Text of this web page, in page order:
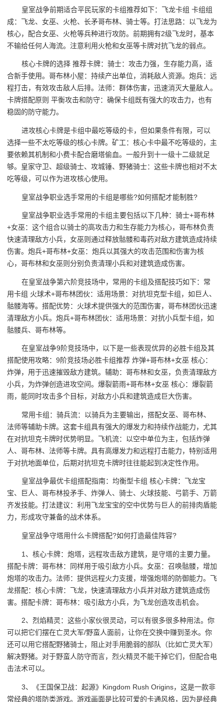
皇室战争前期适合平民玩家的卡组推荐如下：飞龙卡组 卡组组
成：飞龙、女巫、火枪、长矛哥布林、骑士等。打法思路：以飞龙为
核心，配合女巫、火枪等兵种进行攻防。前期拥有2级飞龙时，基本
不输给任何人海流。注意利用火枪和女巫等卡牌对抗飞龙的弱点。
核心卡牌的选择 推荐卡牌：骑士：攻击力强，生存能力高，适
合新手使用。哥布林小屋：持续产出单位，消耗敌人资源。炮兵：远
程打击，有效攻击敌人后排。法师：群体伤害，迅速消灭大量敌人。
卡牌搭配原则 平衡攻击和防守：确保卡组既有强大的攻击力，也有
稳固的防守能力。
进攻核心卡牌是卡组中最吃等级的卡，但如果条件有限，可以
选择一些不太吃等级的核心卡牌。矿工：核心卡中最不吃等级的，主
要依赖其机制和小费卡配合磨塔偷血。一般升到十一级十二级就足
够。皇家守卫、超级骑士、攻城锤、野猪骑士：这些卡牌也相对不太
吃等级，可以作为进攻核心使用。
皇室战争职业选手常用的卡组是哪些?如何搭配才能制胜?
皇室战争职业选手常用的卡组主要包括以下几种：骑士+哥布林
+女巫：这个组合以骑士的高攻击力和生存能力为核心，哥布林负责
快速清理敌方小兵，女巫则通过释放骷髅和毒药对敌方建筑造成持续
伤害。炮兵+哥布林+女巫：炮兵以其强大的攻击范围和伤害为核
心，哥布林和女巫则分别负责清理小兵和对建筑造成伤害。
在皇室战争第六阶竞技场中，常用的卡组及搭配技巧如下：常
用卡组 火球术+哥布林团伙：适用场景：对抗坦克型卡组，如巨人、
骷髅海等。搭配优势：火球术提供强大的范围伤害，哥布林团伙迅速
清理敌方小兵。炮兵+哥布林团伙：适用场景：对抗小兵型卡组，如
骷髅兵、哥布林等。
在皇室战争9阶竞技场中，以下是一些表现优异的必胜卡组及其
搭配使用攻略：9阶竞技场必胜卡组推荐 炸弹+哥布林+女巫 核心：
炸弹，用于迅速摧毁敌方建筑。辅助：哥布林和女巫，负责清理敌方
小兵，为炸弹创造进攻空间。爆裂箭雨+哥布林+女巫 核心：爆裂箭
雨，能同时攻击多个目标，对敌方小兵和建筑造成巨大伤害。
常用卡组：骑兵流：以骑兵为主要输出，搭配女巫、哥布林、
法师等辅助卡牌。这套卡组具有强大的爆发力和持续作战能力，尤其
在对抗坦克卡牌时优势明显。飞机流：以空中单位为主，包括炸弹
人、哥布林、法师等卡牌。具有高爆发力和远程打击能力，特别适用
于对抗地面单位，后期对抗坦克卡牌时往往能起到决定性作用。
皇室战争最优卡组搭配指南：均衡型卡组 核心卡牌：飞龙宝
宝、巨人、哥布林投矛手、炸弹人、骑士、火球技能、弓箭手、万箭
齐发技能。打法建议：利用飞龙宝宝的空中优势与巨人的前排肉盾能
力，形成攻守兼备的战术体系。
皇室战争守塔用什么卡牌搭配?如何打造最佳阵容?
1、核心卡牌：炮塔，远程攻击敌方建筑，是守塔的主要力量。
搭配卡牌：哥布林：同样用于吸引敌方小兵。女巫：召唤骷髅，增加
炮塔的攻击力。法师：提供远程火力支援，增强炮塔的防御能力。飞
龙搭配：核心卡牌：飞龙，快速清理敌方小兵并对敌方建筑造成伤
害。搭配卡牌：哥布林：吸引敌方小兵，为飞龙创造攻击机会。
2、烈焰精灵：这些小家伙很灵动，可以有很多很多种用法。你
可以把它们摆在亡灵大军/野蛮人面前，让你在交换中赚到圣水。你
还可以用它搭配野猪骑士，阻止对手用脆弱的部队（比如亡灵大军）
解决野猪。对于野蛮人防守而言，烈火精灵不能干掉它们，但配合电
击法术可以。
3、《王国保卫战：起源》Kingdom Rush Origins，这是一款非
常经典的塔防类游戏。游戏画面是比较可爱的卡通风格，因为是经典